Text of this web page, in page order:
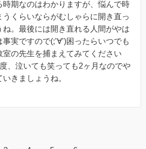
時期なのはわかりますが、悩んで時
うくらいならがむしゃらに開き直っ
ね。最後には開き直れる人間がやは
実ですので(;’∀’)困ったらいつでも
室の先生を捕まえてみてください
、泣いても笑っても2ヶ月なのでや
きましょうね。